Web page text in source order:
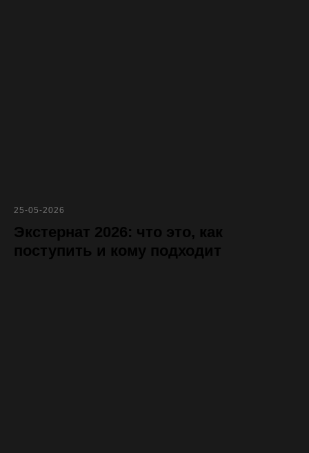
25-05-2026
Экстернат 2026: что это, как
поступить и кому подходит